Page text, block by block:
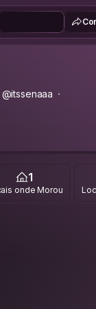
@itssenaaa
1
onde Morou